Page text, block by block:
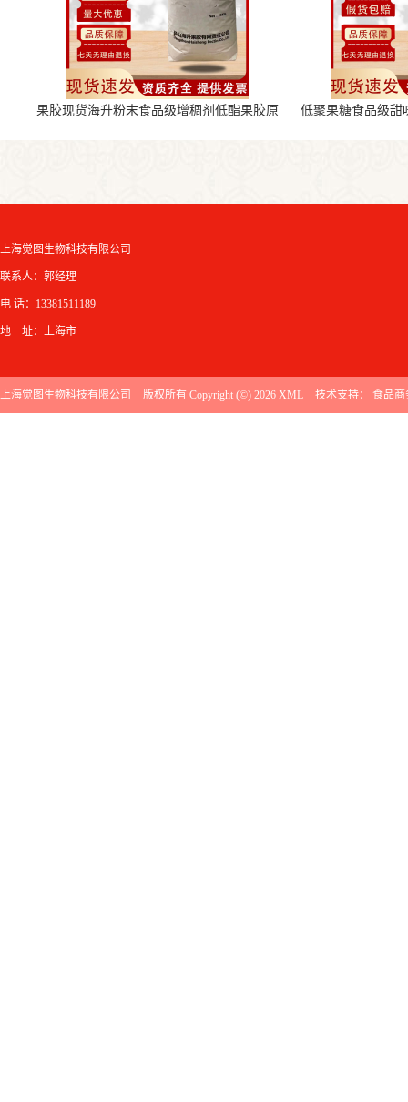
果胶现货海升粉末食品级增稠剂低酯果胶原
低聚果糖食品级甜
上海觉图生物科技有限公司
联系人：郭经理
电 话：13381511189
地 址：上海市
上海觉图生物科技有限公司 版权所有 Copyright (©) 2026 XML 技术支持： 食品商